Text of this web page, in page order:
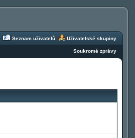
Seznam uživatelů Uživatelské skupiny
Soukromé zprávy